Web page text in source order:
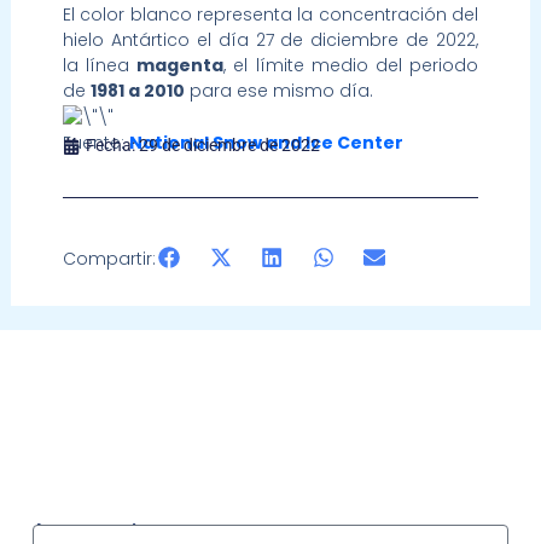
El color blanco representa la concentración del
hielo Antártico el día 27 de diciembre de 2022,
la línea magenta, el límite medio del periodo
de 1981 a 2010 para ese mismo día.
Fuente:National Snow and Ice Center
Fecha:29 de diciembre de 2022
Compartir:
Acceso socios